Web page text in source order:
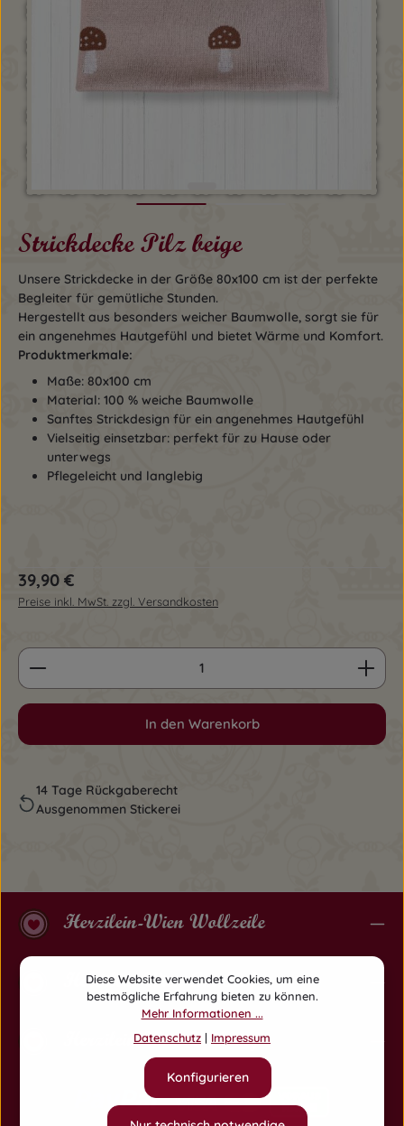
Strickdecke Pilz beige
Unsere Strickdecke in der Größe 80x100 cm ist der perfekte
Begleiter für gemütliche Stunden.
Hergestellt aus besonders weicher Baumwolle, sorgt sie für
ein angenehmes Hautgefühl und bietet Wärme und Komfort.
Produktmerkmale:
Maße: 80x100 cm
Material: 100 % weiche Baumwolle
Sanftes Strickdesign für ein angenehmes Hautgefühl
Vielseitig einsetzbar: perfekt für zu Hause oder
unterwegs
Pflegeleicht und langlebig
Regulärer Preis:
39,90 €
Preise inkl. MwSt. zzgl. Versandkosten
Produkt Anzahl: Gib den gewünschten Wert ein
In den Warenkorb
14 Tage Rückgaberecht
Ausgenommen Stickerei
Herzilein-Wien Wollzeile
Herzilein-Wien Am Hof
Herzilein-Wien Währing
Diese Website verwendet Cookies, um eine
bestmögliche Erfahrung bieten zu können.
Mehr Informationen ...
Datenschutz | Impressum
Konfigurieren